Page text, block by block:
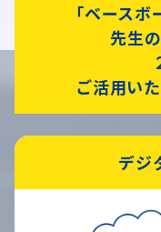
｢ベースボ
先生
ご活用い
デジ